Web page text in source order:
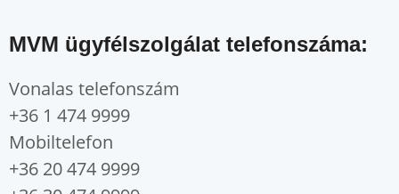
MVM ügyfélszolgálat telefonszáma:
Vonalas telefonszám
+36 1 474 9999
Mobiltelefon
+36 20 474 9999